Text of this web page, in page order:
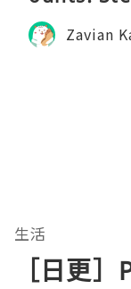
Zavian
生活
［日更